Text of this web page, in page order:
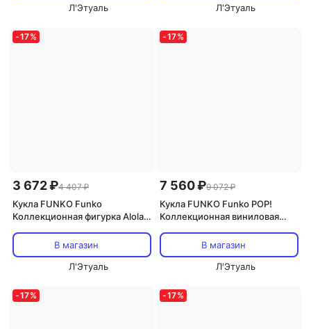
Л'Этуаль
Л'Этуаль
-17%
3 672 ₽4 407 ₽
Кукла FUNKO Funko
Коллекционная фигурка Alolan
В магазин
Л'Этуаль
-17%
7 560 ₽9 072 ₽
Кукла FUNKO Funko POP!
Коллекционная виниловая
В магазин
Л'Этуаль
-17% -17%